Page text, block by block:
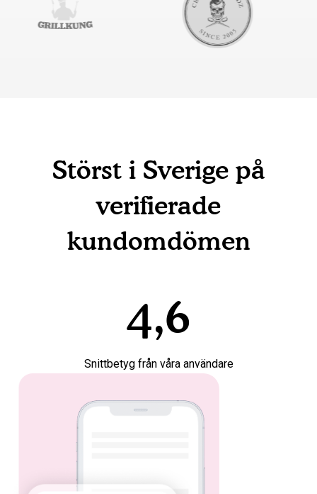
Störst i Sverige på
verifierade
kundomdömen
4,6
Snittbetyg från våra användare